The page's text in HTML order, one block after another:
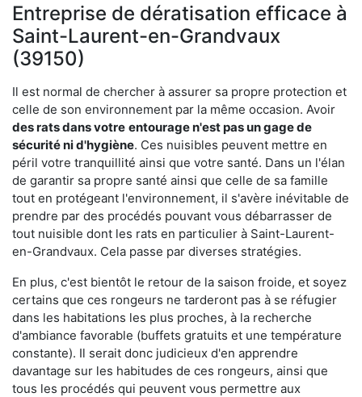
Entreprise de dératisation efficace à
Saint-Laurent-en-Grandvaux
(39150)
Il est normal de chercher à assurer sa propre protection et
celle de son environnement par la même occasion. Avoir
des rats dans votre entourage n'est pas un gage de
sécurité ni d'hygiène. Ces nuisibles peuvent mettre en
péril votre tranquillité ainsi que votre santé. Dans un l'élan
de garantir sa propre santé ainsi que celle de sa famille
tout en protégeant l'environnement, il s'avère inévitable de
prendre par des procédés pouvant vous débarrasser de
tout nuisible dont les rats en particulier à Saint-Laurent-
en-Grandvaux. Cela passe par diverses stratégies.
En plus, c'est bientôt le retour de la saison froide, et soyez
certains que ces rongeurs ne tarderont pas à se réfugier
dans les habitations les plus proches, à la recherche
d'ambiance favorable (buffets gratuits et une température
constante). Il serait donc judicieux d'en apprendre
davantage sur les habitudes de ces rongeurs, ainsi que
tous les procédés qui peuvent vous permettre aux